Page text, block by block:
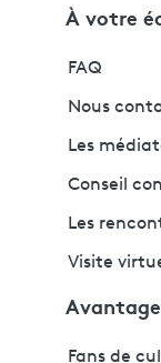
À votre
FAQ
Nous
Les
Conseil
Les
Visite
Fans de